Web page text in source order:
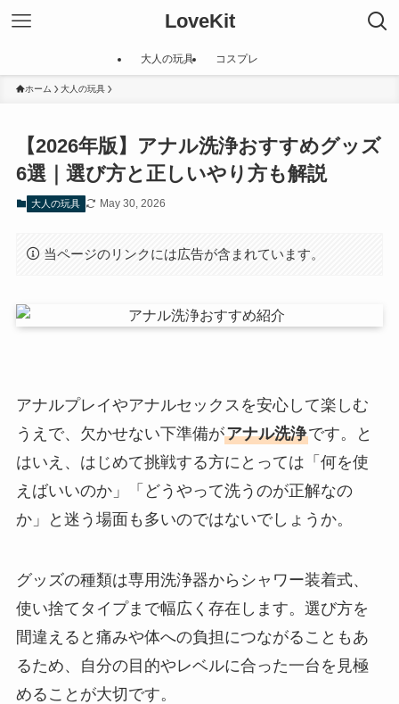
LoveKit
大人の玩具 コスプレ
ホーム 大人の玩具
【2026年版】アナル洗浄おすすめグッズ
6選｜選び方と正しいやり方も解説
大人の玩具 May 30, 2026
当ページのリンクには広告が含まれています。
アナルプレイやアナルセックスを安心して楽しむ
うえで、欠かせない下準備がアナル洗浄です。と
はいえ、はじめて挑戦する方にとっては「何を使
えばいいのか」「どうやって洗うのが正解なの
か」と迷う場面も多いのではないでしょうか。
グッズの種類は専用洗浄器からシャワー装着式、
使い捨てタイプまで幅広く存在します。選び方を
間違えると痛みや体への負担につながることもあ
るため、自分の目的やレベルに合った一台を見極
めることが大切です。